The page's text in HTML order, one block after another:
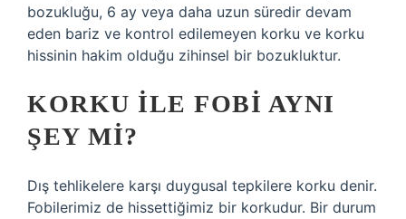
bozukluğu, 6 ay veya daha uzun süredir devam
eden bariz ve kontrol edilemeyen korku ve korku
hissinin hakim olduğu zihinsel bir bozukluktur.
KORKU ILE FOBI AYNI
ŞEY MI?
Dış tehlikelere karşı duygusal tepkilere korku denir.
Fobilerimiz de hissettiğimiz bir korkudur. Bir durum